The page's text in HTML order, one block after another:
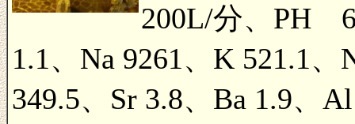
200L/分、PH
1.1、Na 9261、K 521.1、
349.5、Sr 3.8、Ba 1.9、